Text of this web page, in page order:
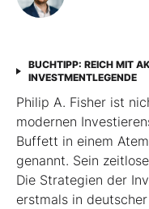
BUCHTIPP: REICH MIT
INVESTMENTLEGENDE
Philip A. Fisher ist
modernen
Buffett in einem
genannt. Sein
Die Strategien der
erstmals in